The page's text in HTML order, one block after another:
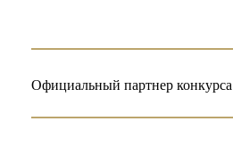
Официальный партнер конкурса